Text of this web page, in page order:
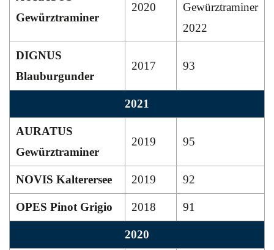
Gewürztraminer
2020
Gewürztraminer
2022
DIGNUS
Blauburgunder
2017 93
2021
AURATUS
Gewürztraminer
2019 95
NOVIS Kalterersee 2019 92
OPES Pinot Grigio 2018 91
2020